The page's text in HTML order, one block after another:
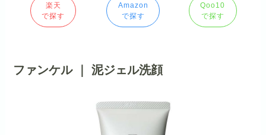
楽天
で探す
Amazon
で探す
Qoo10
で探す
ファンケル ｜ 泥ジェル洗顔